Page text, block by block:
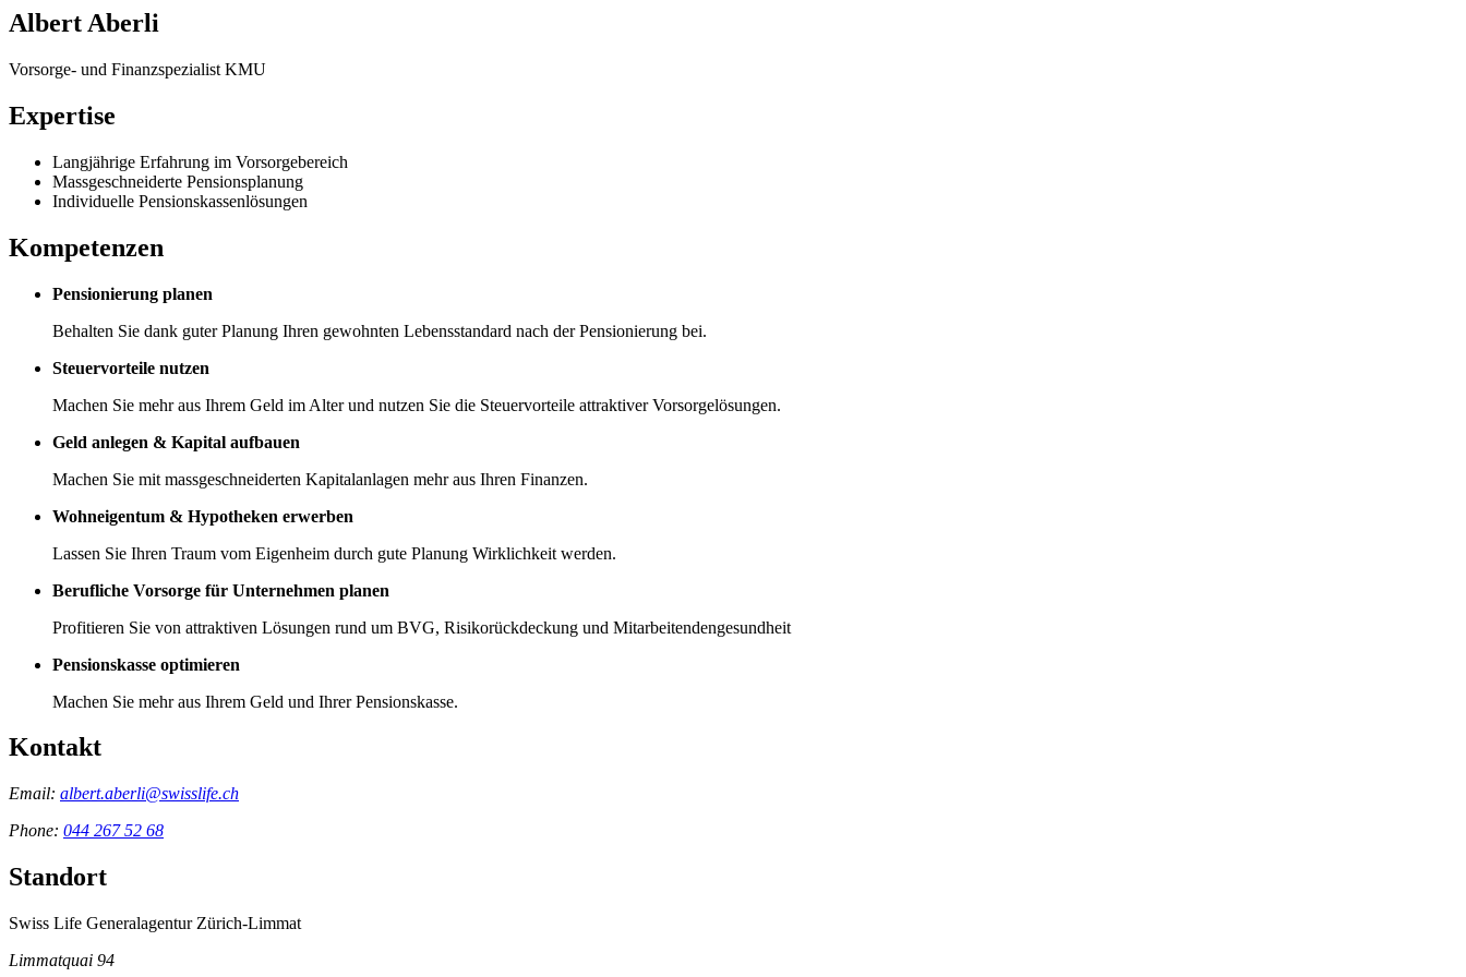
Albert Aberli
Vorsorge- und Finanzspezialist KMU
Expertise
Langjährige Erfahrung im Vorsorgebereich
Massgeschneiderte Pensionsplanung
Individuelle Pensionskassenlösungen
Kompetenzen
Pensionierung planen
Behalten Sie dank guter Planung Ihren gewohnten Lebensstandard nach der Pensionierung bei.
Steuervorteile nutzen
Machen Sie mehr aus Ihrem Geld im Alter und nutzen Sie die Steuervorteile attraktiver Vorsorgelösungen.
Geld anlegen & Kapital aufbauen
Machen Sie mit massgeschneiderten Kapitalanlagen mehr aus Ihren Finanzen.
Wohneigentum & Hypotheken erwerben
Lassen Sie Ihren Traum vom Eigenheim durch gute Planung Wirklichkeit werden.
Berufliche Vorsorge für Unternehmen planen
Profitieren Sie von attraktiven Lösungen rund um BVG, Risikorückdeckung und Mitarbeitendengesundheit
Pensionskasse optimieren
Machen Sie mehr aus Ihrem Geld und Ihrer Pensionskasse.
Kontakt
Email: albert.aberli@swisslife.ch
Phone: 044 267 52 68
Standort
Swiss Life Generalagentur Zürich-Limmat
Limmatquai 94